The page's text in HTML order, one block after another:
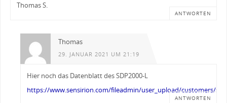
Thomas S.
ANTWORTEN
Thomas
29. JANUAR 2021 UM 21:19
Hier noch das Datenblatt des SDP2000-L
https://www.sensirion.com/fileadmin/user_upload/customers/
ANTWORTEN